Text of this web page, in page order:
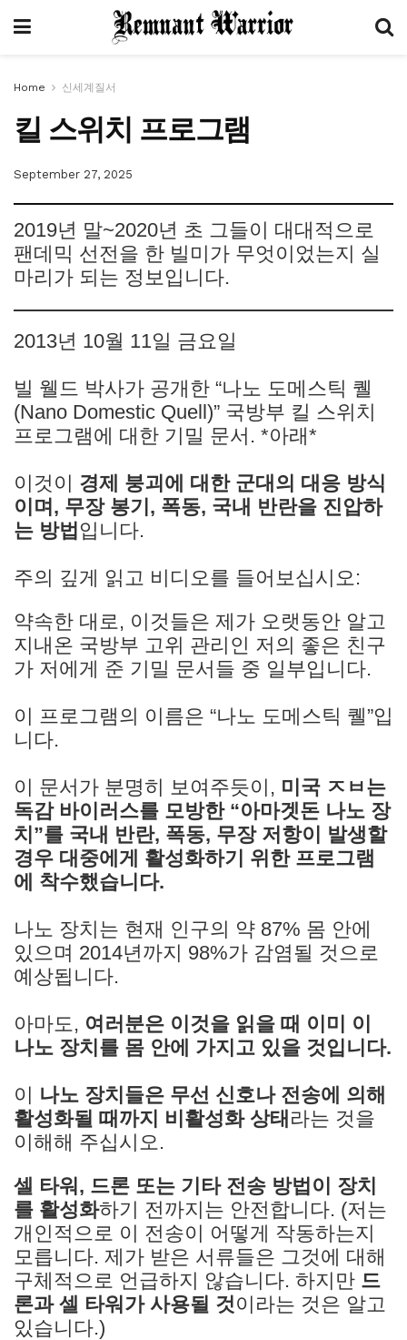
Home 신세계질서
킬 스위치 프로그램
September 27, 2025
2019년 말~2020년 초 그들이 대대적으로
팬데믹 선전을 한 빌미가 무엇이었는지 실
마리가 되는 정보입니다.
2013년 10월 11일 금요일
빌 웰드 박사가 공개한 “나노 도메스틱 퀠
(Nano Domestic Quell)” 국방부 킬 스위치
프로그램에 대한 기밀 문서. *아래*
이것이 경제 붕괴에 대한 군대의 대응 방식
이며, 무장 봉기, 폭동, 국내 반란을 진압하
는 방법 입니다.
주의 깊게 읽고 비디오를 들어보십시오:
약속한 대로, 이것들은 제가 오랫동안 알고
지내온 국방부 고위 관리인 저의 좋은 친구
가 저에게 준 기밀 문서들 중 일부입니다.
이 프로그램의 이름은 “나노 도메스틱 퀠”입
니다.
이 문서가 분명히 보여주듯이, 미국 ㅈㅂ는
독감 바이러스를 모방한 “아마겟돈 나노 장
치”를 국내 반란, 폭동, 무장 저항이 발생할
경우 대중에게 활성화하기 위한 프로그램
에 착수했습니다.
나노 장치는 현재 인구의 약 87% 몸 안에
있으며 2014년까지 98%가 감염될 것으로
예상됩니다.
아마도, 여러분은 이것을 읽을 때 이미 이
나노 장치를 몸 안에 가지고 있을 것입니다.
이 나노 장치들은 무선 신호나 전송에 의해
활성화될 때까지 비활성화 상태 라는 것을
이해해 주십시오.
셀 타워, 드론 또는 기타 전송 방법이 장치
를 활성화하기 전까지는 안전합니다. (저는
개인적으로 이 전송이 어떻게 작동하는지
모릅니다. 제가 받은 서류들은 그것에 대해
구체적으로 언급하지 않습니다. 하지만 드
론과 셀 타워가 사용될 것이라는 것은 알고
있습니다.)